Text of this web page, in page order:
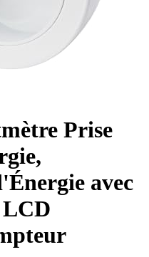
Prise
avec
LCD